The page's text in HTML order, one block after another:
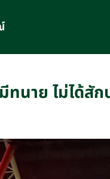
ทนาย ไม่ได้